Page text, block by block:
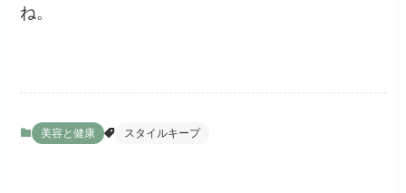
ね。
美容と健康 スタイルキープ